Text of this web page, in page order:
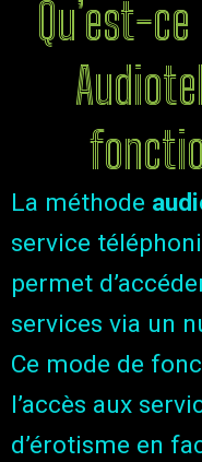
Qu’est-
La méthode
service
permet
services via un
Ce mode de
l’accès aux
d’érotisme en